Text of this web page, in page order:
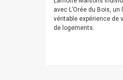
avec L’Orée du Bois,
véritable expérience de
de logements.